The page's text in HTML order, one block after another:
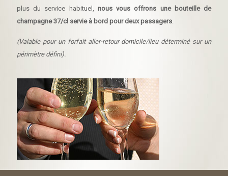
plus du service habituel, nous vous offrons une bouteille de
champagne 37/cl servie à bord pour deux passagers.
(Valable pour un forfait aller-retour domicile/lieu déterminé sur un
périmètre défini).